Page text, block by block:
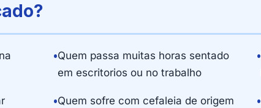
•Quem passa muitas horas sentado
em escritorios ou no trabalho
•
•Quem sofre com cefaleia de origem
•